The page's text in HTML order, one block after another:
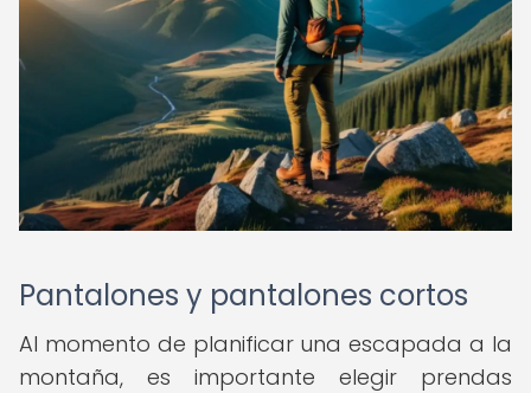
Pantalones y pantalones cortos
Al momento de planificar una escapada a la
montaña, es importante elegir prendas